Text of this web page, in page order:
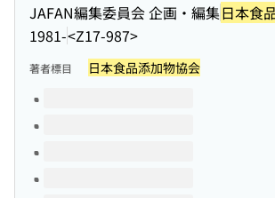
JAFAN編集委員会 企画・編集日本食
1981-<Z17-987>
著者標目 日本食品添加物協会
このタイトルの巻号